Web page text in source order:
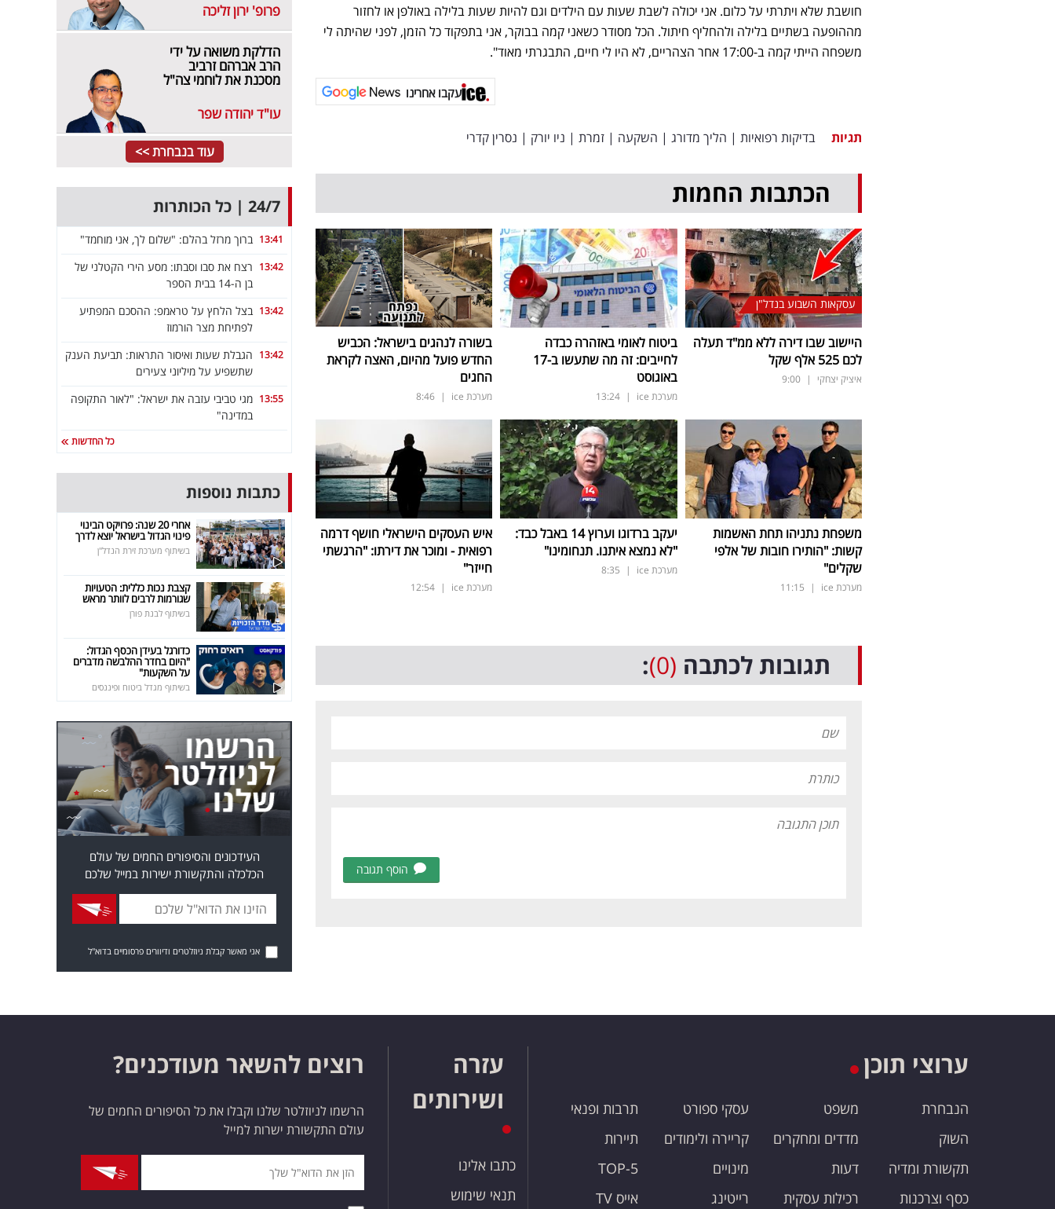
חושבת שלא ויתרתי על כלום. ‏אני יכולה לשבת שעות עם הילדים וגם להיות שעות בלילה באולפן או לחזור
מההופעה בשתיים בלילה ולהחליף חיתול. הכל מסודר כשאני קמה בבוקר, אני בתפקוד כל הזמן, לפני שהיתה לי
משפחה הייתי קמה ב-17:00 אחר הצהריים, לא היו לי חיים, התבגרתי מאוד".
עקבו אחרינו
תגיות בדיקות רפואיות | הליך מדורג | השקעה | זמרת | ניו יורק | נסרין קדרי
הכתבות החמות
עסקאות השבוע בנדל"ן
היישוב שבו דירה ללא ממ"ד תעלה
לכם 525 אלף שקל
איציק יצחקי |
9:00
ביטוח לאומי באזהרה כבדה
לחייבים: זה מה שתעשו ב-17
באוגוסט
מערכת ice |
13:24
בשורה לנהגים בישראל: הכביש
החדש פועל מהיום, האצה לקראת
החגים
מערכת ice |
8:46
משפחת נתניהו תחת האשמות
קשות: "הותירו חובות של אלפי
שקלים"
מערכת ice |
11:15
יעקב ברדוגו וערוץ 14 באבל כבד:
"לא נמצא איתנו. תנחומינו"
מערכת ice |
8:35
איש העסקים הישראלי חושף דרמה
רפואית - ומוכר את דירתו: "הרגשתי
חייזר"
מערכת ice |
12:54
תגובות לכתבה (0)
:
הוסף תגובה
פרופ' ירון זליכה
הדלקת משואה על ידי
הרב אברהם זרביב
מסכנת את לוחמי צה"ל
עו"ד יהודה שפר
עוד בנבחרת >>
24/7 | כל הכותרות
13:41 ברוך מרזל בהלם: "שלום לך, אני מוחמד"
13:42 רצח את סבו וסבתו: מסע הירי הקטלני של
בן ה-14 בבית הספר
13:42 בצל הלחץ על טראמפ: ההסכם המפתיע
לפתיחת מצר הורמוז
13:42 הגבלת שעות ואיסור התראות: תביעת הענק
שתשפיע על מיליוני צעירים
13:55 מגי טביבי עזבה את ישראל: "לאור התקופה
במדינה"
כל החדשות
כתבות נוספות
אחרי 20 שנה: פרויקט הבינוי
פינוי הגדול בישראל יוצא לדרך
בשיתוף מערכת זירת הנדל"ן
קצבת נכות כללית: הטעויות
שגורמות לרבים לוותר מראש
בשיתוף לבנת פורן
כדורגל בעידן הכסף הגדול:
"היום בחדר ההלבשה מדברים
על השקעות"
בשיתוף מגדל ביטוח ופיננסים
העידכונים והסיפורים החמים של עולם
הכלכלה והתקשורת ישירות במייל שלכם
אני מאשר קבלת ניוזלטרים ודיוורים פרסומיים בדוא"ל
ערוצי תוכן
הנבחרת
השוק
תקשורת ומדיה
כסף וצרכנות
משפט
מדדים ומחקרים
דעות
רכילות עסקית
עסקי ספורט
קריירה ולימודים
מינויים
רייטינג
תרבות ופנאי
תיירות
TOP-5
אייס TV
עזרה
ושירותים
כתבו אלינו
תנאי שימוש
רוצים להשאר מעודכנים?
הרשמו לניוזלטר שלנו וקבלו את כל הסיפורים החמים של
עולם התקשורת ישרות למייל